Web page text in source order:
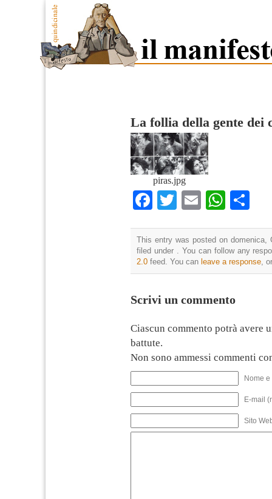
La follia della gente dei
piras.jpg
Facebook
TwitterEmail
This entry was posted on
filed under . You can follow any
2.0 feed. You can leave a response ,
Scrivi un commento
Ciascun commento potrà avere
battute.
Non sono ammessi commenti
Nome
E-mail
Sito